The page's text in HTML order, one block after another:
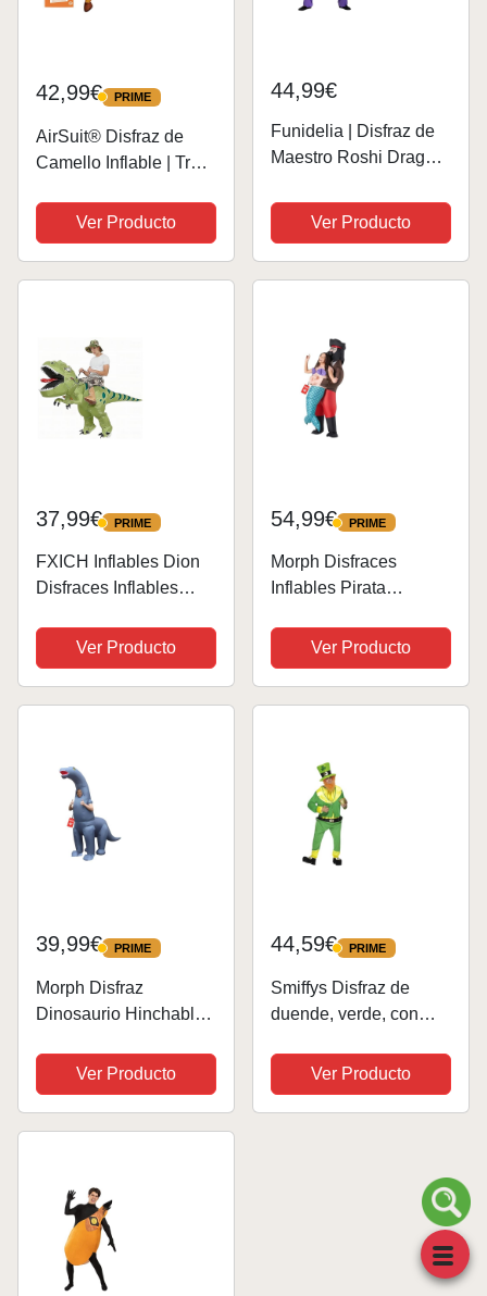
42,99€ PRIME
PRIME
AirSuit® Disfraz de
Camello Inflable | Traje
Adulto | Poliéster
Cómodo | Resistente |
Sistema de inflación
Ver Producto
44,99€
Funidelia | Disfraz de
Maestro Roshi Dragon
de Dragón, Manga,
Saiyan - Disfraz para
adultos y divertidos
Ver Producto
37,99€ PRIME
PRIME
FXICH Inflables Dion
Disfraces Inflables
Adulto Dinosaurio
Traje de Carnaval
Fiesta Dino Disfraz
Ver Producto
54,99€ PRIME
PRIME
Morph Disfraces
Inflables Pirata
Inflable Sirena Adulto,
Disfraz Hinchable
Adulto, Disfraz Adulto
Ver Producto
39,99€ PRIME
PRIME
Morph Disfraz
Dinosaurio Hinchable,
Dinosaurio, Disfraz
Dinosaurio Inflable,
Disfraz Despedida
Ver Producto
44,59€ PRIME
PRIME
Smiffys Disfraz de
duende, verde, con
sombrero y barba
pelirroja
Ver Producto